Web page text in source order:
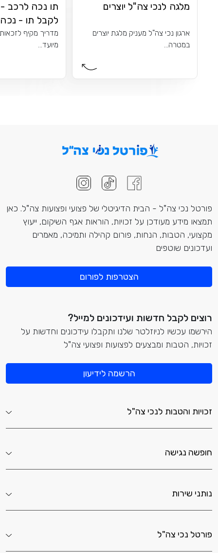
מלגה לנכי צה"ל יוצרים
ארגון נכי צה"ל מעניק מלגת יוצרים
במטרה...
תו נכה לרכב -
לקבל תו -
מדריך מקיף
מיועד...
פורטל נכי צה"ל - הבית הדיגיטלי של פצועי ופצועות צה"ל. כאן
תמצאו מידע מעודכן על זכויות, הוראות אגף השיקום, ייעוץ
מקצועי, הטבות, הנחות, פורום קהילה ותמיכה, מאמרים
ועדכונים שוטפים
הצטרפות לפורום
רוצים לקבל חדשות ועידכונים למייל?
הירשמו עכשיו לניוזלטר שלנו ותקבלו עידכונים וחדשות על
זכויות, הטבות ומבצעים לפצועות ופצועי צה"ל
הרשמה לידיעון
זכויות והטבות לנכי צה"ל
חופשה נגישה
נותני שירות
פורטל נכי צה"ל